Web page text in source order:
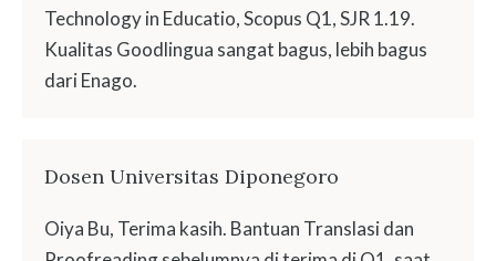
Technology in Educatio, Scopus Q1, SJR 1.19.
Kualitas Goodlingua sangat bagus, lebih bagus
dari Enago.
Dosen Universitas Diponegoro
Oiya Bu, Terima kasih. Bantuan Translasi dan